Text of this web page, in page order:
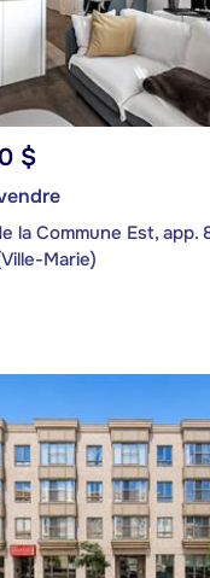
$
la Commune Est, app.
Marie)